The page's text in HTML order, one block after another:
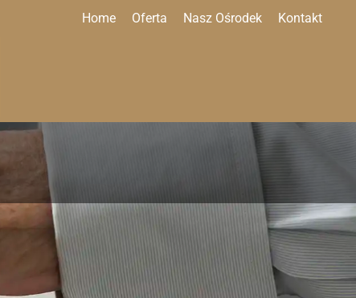
Home Oferta Nasz Ośrodek Kontakt